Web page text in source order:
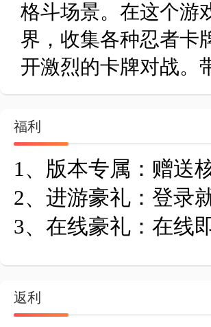
格斗场景。在这个游
界，收集各种忍者卡
开激烈的卡牌对战。
福利
1、版本专属：赠送
2、进游豪礼：登录
3、在线豪礼：在线
返利